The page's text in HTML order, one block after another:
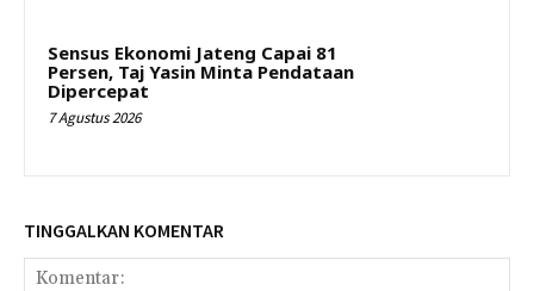
Sensus Ekonomi Jateng Capai 81
Persen, Taj Yasin Minta Pendataan
Dipercepat
7 Agustus 2026
TINGGALKAN KOMENTAR